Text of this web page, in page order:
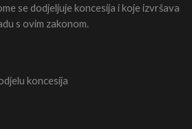
se dodjeljuje koncesija i koje izvršava
s ovim zakonom.
koncesija